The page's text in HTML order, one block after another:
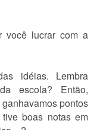
você lucrar com a
idéias. Lembra
escola? Então,
pontos
boas notas em